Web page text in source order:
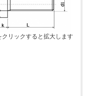
リックすると拡大します